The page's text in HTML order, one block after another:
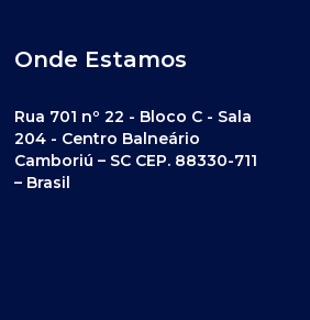
Onde Estamos
Rua 701 nº 22 - Bloco C - Sala
204 - Centro Balneário
Camboriú – SC CEP. 88330-711
– Brasil